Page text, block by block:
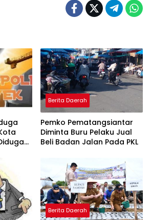
Berita Daerah
Pemko Pematangsiantar
Diminta Buru Pelaku Jual
Beli Badan Jalan Pada PKL
Berita Daerah